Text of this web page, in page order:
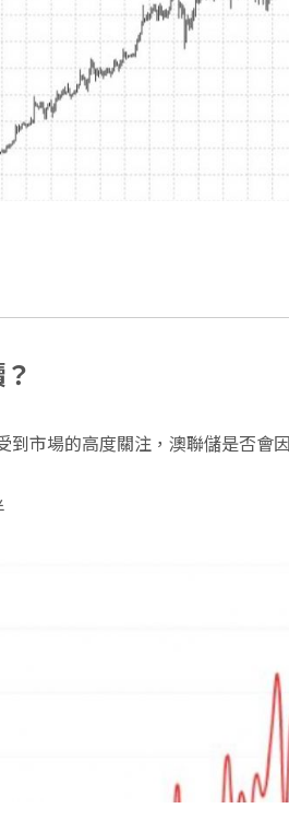
市場的高度關注，澳聯儲是否會